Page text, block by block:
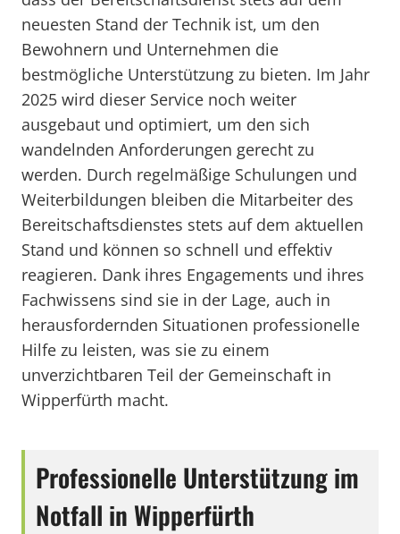
neuesten Stand der Technik ist, um den
Bewohnern und Unternehmen die
bestmögliche Unterstützung zu bieten. Im Jahr
2025 wird dieser Service noch weiter
ausgebaut und optimiert, um den sich
wandelnden Anforderungen gerecht zu
werden. Durch regelmäßige Schulungen und
Weiterbildungen bleiben die Mitarbeiter des
Bereitschaftsdienstes stets auf dem aktuellen
Stand und können so schnell und effektiv
reagieren. Dank ihres Engagements und ihres
Fachwissens sind sie in der Lage, auch in
herausfordernden Situationen professionelle
Hilfe zu leisten, was sie zu einem
unverzichtbaren Teil der Gemeinschaft in
Wipperfürth macht.
Professionelle Unterstützung im
Notfall in Wipperfürth